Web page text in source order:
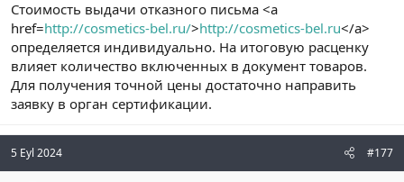
Стоимость выдачи отказного письма <a
href=http://cosmetics-bel.ru/>http://cosmetics-bel.ru</a>
определяется индивидуально. На итоговую расценку
влияет количество включенных в документ товаров.
Для получения точной цены достаточно направить
заявку в орган сертификации.
5 Eyl 2024 #177